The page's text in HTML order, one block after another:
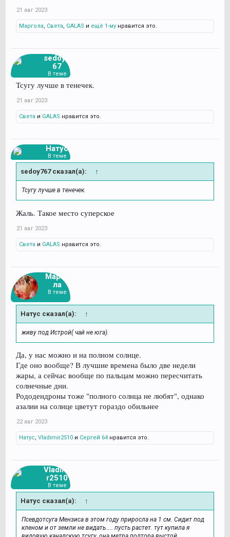
21 авг 2023
Маргола, Света, GALAS и ещё 1-му нравится это.
sedoy7
67
В теме
Тсугу лучше в тенечек.
21 авг 2023
Света и GALAS нравится это.
Натус
В теме
sedoy767 сказал(а): ↑
Тсугу лучше в тенечек.
Жаль. Такое место суперское
21 авг 2023
Света и GALAS нравится это.
Марго
ла
В теме
Натус сказал(а): ↑
живу под Истрой( чай не юга).
Да, у нас можно и на полном солнце.
Где оно вообще? В лучшие времена было две недели
жары, а сейчас вообще по пальцам можно пересчитать
солнечные дни.
Рододендроны тоже "полного солнца не любят", однако
азалии на солнце цветут гораздо обильнее
22 авг 2023
Натус, Vladimir2510 и Сергей 64 нравится это.
Vladimi
r2510
В теме
Натус сказал(а): ↑
Псевдотсуга Мензиса в этом году приросла на 1 см. Сидит под
кленом и от земли не видать….. пусть растет. тут купила я